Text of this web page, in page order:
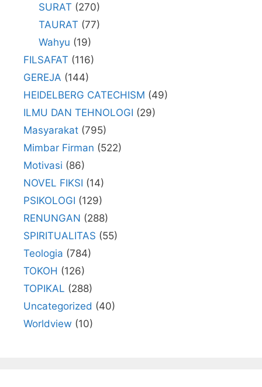
SURAT (270)
TAURAT (77)
Wahyu (19)
FILSAFAT (116)
GEREJA (144)
HEIDELBERG CATECHISM (49)
ILMU DAN TEHNOLOGI (29)
Masyarakat (795)
Mimbar Firman (522)
Motivasi (86)
NOVEL FIKSI (14)
PSIKOLOGI (129)
RENUNGAN (288)
SPIRITUALITAS (55)
Teologia (784)
TOKOH (126)
TOPIKAL (288)
Uncategorized (40)
Worldview (10)